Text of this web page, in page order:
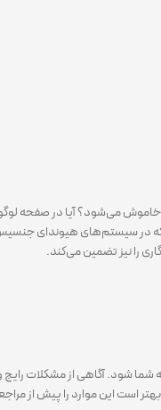
خاموش می‌شود؟ آیا در صفحه
که در سیستم‌های هیوندای
را نیز تضمین می‌کند.
شود. آگاهی از مشکلات رایج و
است این موارد را پیش از